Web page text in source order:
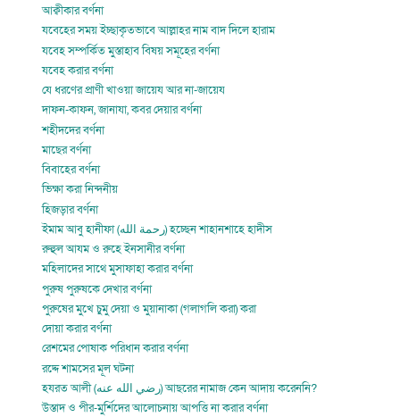
আক্বীকার বর্ণনা
যবেহের সময় ইচ্ছাকৃতভাবে আল্লাহর নাম বাদ দিলে হারাম
যবেহ সম্পর্কিত মুস্তাহাব বিষয় সমূহের বর্ণনা
যবেহ করার বর্ণনা
যে ধরণের প্রাণী খাওয়া জায়েয আর না-জায়েয
দাফন-কাফন, জানাযা, কবর দেয়ার বর্ণনা
শহীদদের বর্ণনা
মাছের বর্ণনা
বিবাহের বর্ণনা
ভিক্ষা করা নিন্দনীয়
হিজড়ার বর্ণনা
ইমাম আবু হানীফা (رحمة الله) হচ্ছেন শাহানশাহে হাদীস
রুহুল আযম ও রুহে ইনসানীর বর্ণনা
মহিলাদের সাথে মুসাফাহা করার বর্ণনা
পুরুষ পুরুষকে দেখার বর্ণনা
পুরুষের মুখে চুমু দেয়া ও মুয়ানাকা (গলাগলি করা) করা
দোয়া করার বর্ণনা
রেশমের পোষাক পরিধান করার বর্ণনা
রদ্দে শামসের মূল ঘটনা
হযরত আলী (رضي الله عنه) আছরের নামাজ কেন আদায় করেননি?
উস্তাদ ও পীর-মুর্শিদের আলোচনায় আপত্তি না করার বর্ণনা